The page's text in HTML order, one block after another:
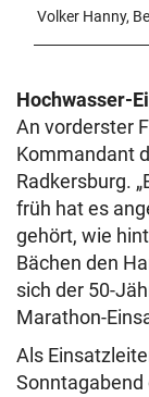
Volker Hanny,
Hochwasser-
An vorderster
Kommandant
Radkersburg.
früh hat es
gehört, wie
Bächen den
sich der 50-
Marathon-
Als
Sonntagabend